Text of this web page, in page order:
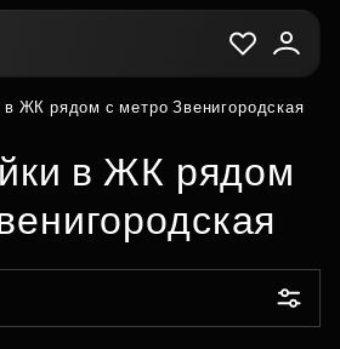
в ЖК рядом с метро Звенигородская
в ЖК рядом